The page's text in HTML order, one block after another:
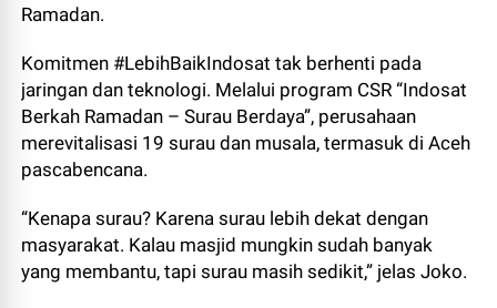
Ramadan.
Komitmen #LebihBaikIndosat tak berhenti pada
jaringan dan teknologi. Melalui program CSR “Indosat
Berkah Ramadan – Surau Berdaya”, perusahaan
merevitalisasi 19 surau dan musala, termasuk di Aceh
pascabencana.
“Kenapa surau? Karena surau lebih dekat dengan
masyarakat. Kalau masjid mungkin sudah banyak
yang membantu, tapi surau masih sedikit,” jelas Joko.